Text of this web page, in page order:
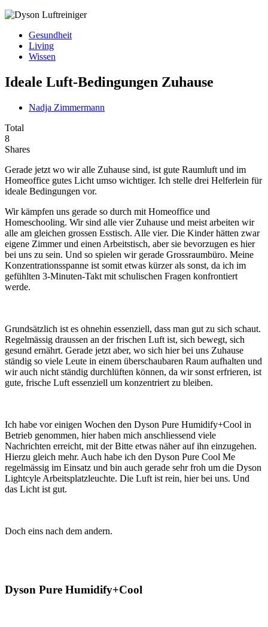
Gesundheit
Living
Wissen
Ideale Luft-Bedingungen Zuhause
Nadja Zimmermann
Total
8
Shares
Gerade jetzt wo wir alle Zuhause sind, ist gute Raumluft und im
Homeoffice gutes Licht umso wichtiger. Ich stelle drei Helferlein für
ideale Bedingungen vor.
Wir kämpfen uns gerade so durch mit Homeoffice und
Homeschooling. Wir sind alle vier Zuhause und meist arbeiten wir
alle am gleichen grossen Esstisch. Alle vier. Die Kinder hätten zwar
eigene Zimmer und einen Arbeitstisch, aber sie bevorzugen es hier
bei uns zu sein. Und so spielen wir gerade Grossraumbüro. Meine
Konzentrationsspanne ist somit etwas kürzer als sonst, da ich im
gefühlten 3-Minuten-Takt mit schulischen Fragen konfrontiert
werde.
Grundsätzlich ist es ohnehin essenziell, dass man gut zu sich schaut.
Regelmässig draussen an der frischen Luft ist, sich bewegt, sich
gesund ernährt. Gerade jetzt aber, wo sich hier bei uns Zuhause
ständig so viele Leute in einem überschaubaren Raum aufhalten und
wir auch nicht ständig durchlüften können, da wir sonst erfrieren, ist
gute, frische Luft essenziell um konzentriert zu bleiben.
Ich habe vor einigen Wochen den Dyson Pure Humidify+Cool in
Betrieb genommen, hier haben mich anschliessend viele
Nachrichten erreicht, mit der Bitte etwas näher auf ihn einzugehen.
Hierzu gleich mehr. Auch habe ich den Dyson Pure Cool Me
regelmässig im Einsatz und bin auch gerade sehr froh um die Dyson
Lightcyle Arbeitsplatzleuchte. Die Luft ist rein, hier bei uns. Und
das Licht ist gut.
Doch eins nach dem andern.
Dyson Pure Humidify+Cool